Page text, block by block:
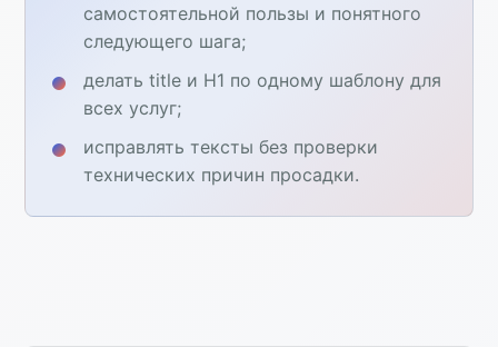
самостоятельной пользы и понятного
следующего шага;
делать title и H1 по одному шаблону для
всех услуг;
исправлять тексты без проверки
технических причин просадки.